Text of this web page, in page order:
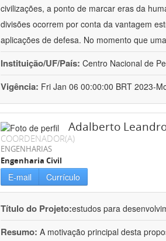
civilizações, a ponto de marcar eras da
divisões ocorrem por conta da vantagem
aplicações de defesa. No momento que
Instituição/UF/País: Centro Nacional de
Vigência: Fri Jan 06 00:00:00 BRT 2023-
Adalberto
COORDENADOR(A)
ENGENHARIAS
Engenharia Civil
E-mail Currículo
Título do Projeto:estudos para
Resumo: A motivação principal desta